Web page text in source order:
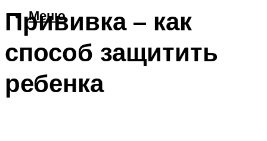
Меню
Прививка – как
способ защитить
ребенка